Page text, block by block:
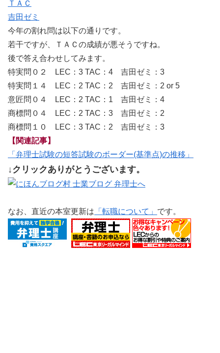
ＴＡＣ
吉田ゼミ
今年の割れ問は以下の通りです。
若干ですが、ＴＡＣの成績が悪そうですね。
後で答え合わせしてみます。
特実問０２ LEC：3 TAC：4 吉田ゼミ：3
特実問１４ LEC：2 TAC：2 吉田ゼミ：2 or 5
意匠問０４ LEC：2 TAC：1 吉田ゼミ：4
商標問０４ LEC：2 TAC：3 吉田ゼミ：2
商標問１０ LEC：3 TAC：2 吉田ゼミ：3
【関連記事】
「弁理士試験の短答試験のボーダー(基準点)の推移」
↓クリックありがとうございます。
なお、直近の本室更新は 「転職について」 です。